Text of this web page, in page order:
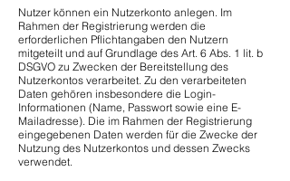
Nutzer können ein Nutzerkonto anlegen. Im
Rahmen der Registrierung werden die
erforderlichen Pflichtangaben den Nutzern
mitgeteilt und auf Grundlage des Art. 6 Abs. 1 lit. b
DSGVO zu Zwecken der Bereitstellung des
Nutzerkontos verarbeitet. Zu den verarbeiteten
Daten gehören insbesondere die Login-
Informationen (Name, Passwort sowie eine E-
Mailadresse). Die im Rahmen der Registrierung
eingegebenen Daten werden für die Zwecke der
Nutzung des Nutzerkontos und dessen Zwecks
verwendet.